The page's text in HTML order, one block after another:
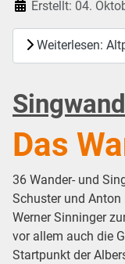
Erstellt: 04.
Weiterlesen:
Das
36 Wander- und
Schuster und Anton
Werner Sinninger
vor allem auch die
Startpunkt der